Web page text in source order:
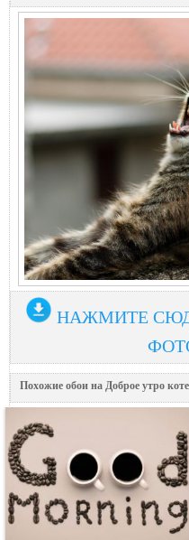
НАЖМИТЕ
Похожие обои на Доброе утро